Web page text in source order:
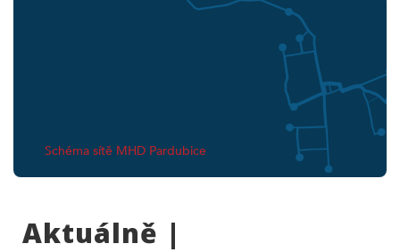
Schéma sítě MHD Pardubice
Aktuálně |